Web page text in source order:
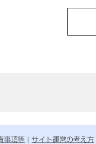
事項等 サイト運営の考え方